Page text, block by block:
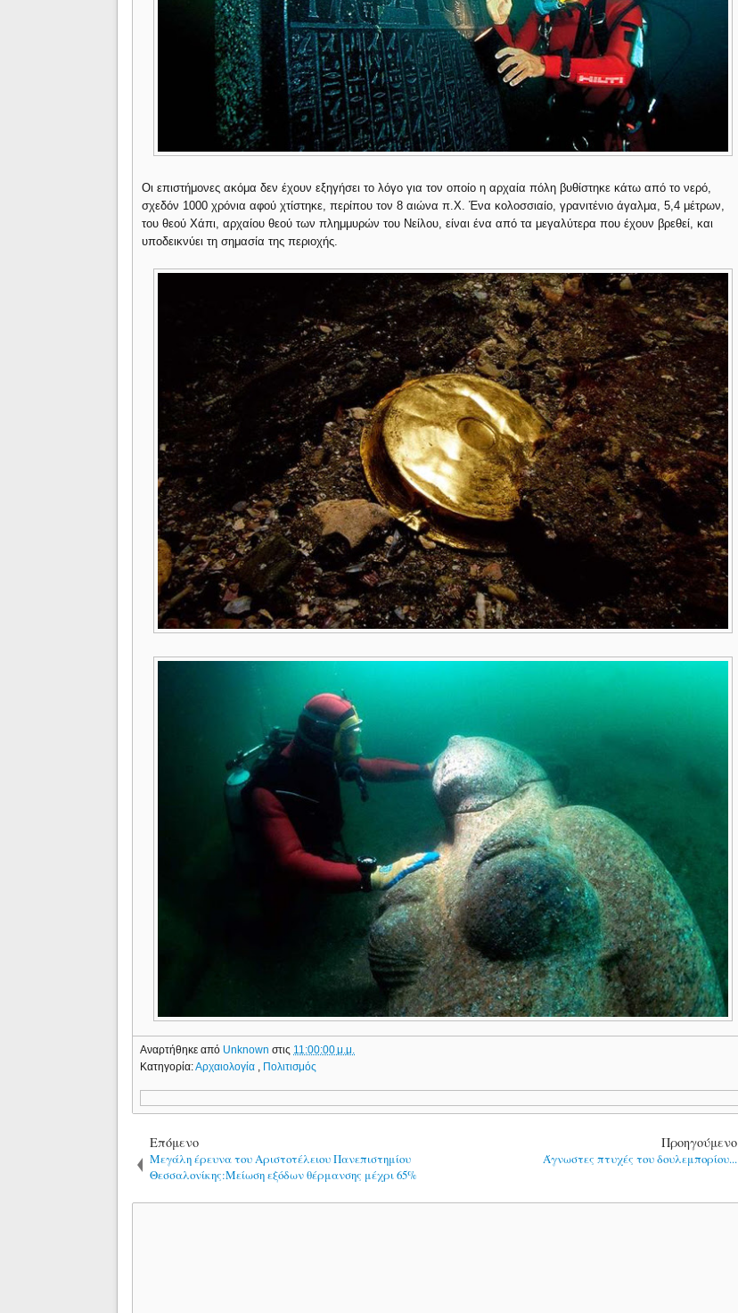
Οι επιστήμονες ακόμα δεν έχουν εξηγήσει το λόγο για τον οποίο η αρχαία πόλη βυθίστηκε κάτω από το νερό,
σχεδόν 1000 χρόνια αφού χτίστηκε, περίπου τον 8 αιώνα π.Χ. Ένα κολοσσιαίο, γρανιτένιο άγαλμα, 5,4 μέτρων,
του θεού Χάπι, αρχαίου θεού των πλημμυρών του Νείλου, είναι ένα από τα μεγαλύτερα που έχουν βρεθεί, και
υποδεικνύει τη σημασία της περιοχής.
Αναρτήθηκε από Unknownστις 11:00:00 μ.μ.
Κατηγορία:Αρχαιολογία Πολιτισμός
Επόμενο
Μεγάλη έρευνα του Αριστοτέλειου Πανεπιστημίου
Θεσσαλονίκης:Μείωση εξόδων θέρμανσης μέχρι 65%
Προηγούμενο
Άγνωστες πτυχές του δουλεμπορίου...